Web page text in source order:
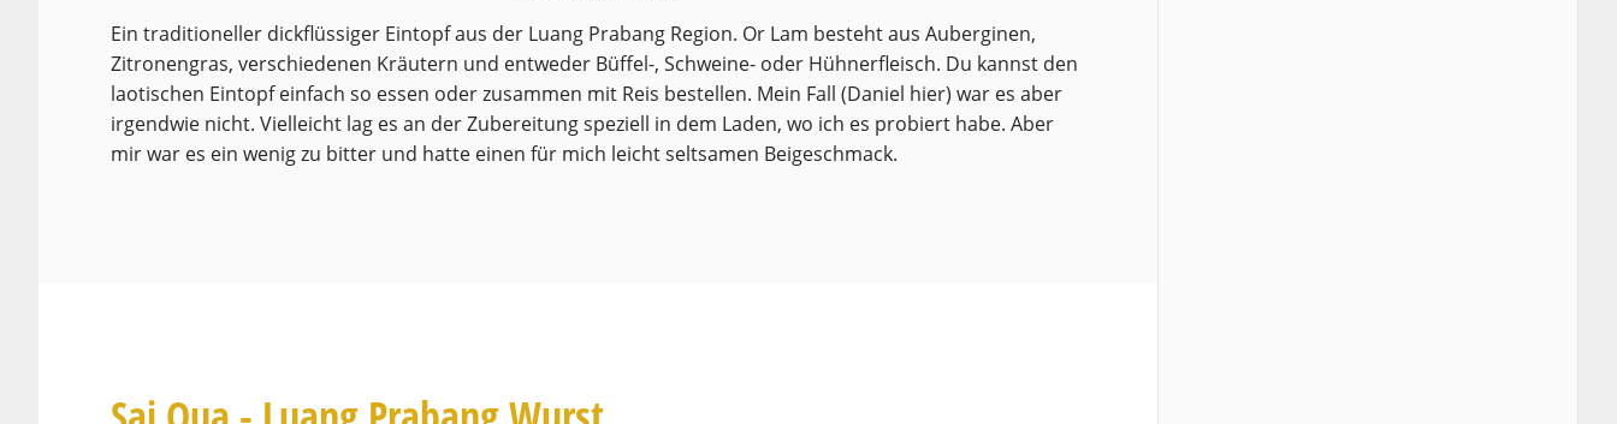
Ein traditioneller dickflüssiger Eintopf aus der Luang Prabang Region. Or Lam besteht aus Auberginen,
Zitronengras, verschiedenen Kräutern und entweder Büffel-, Schweine- oder Hühnerfleisch. Du kannst den
laotischen Eintopf einfach so essen oder zusammen mit Reis bestellen. Mein Fall (Daniel hier) war es aber
irgendwie nicht. Vielleicht lag es an der Zubereitung speziell in dem Laden, wo ich es probiert habe. Aber
mir war es ein wenig zu bitter und hatte einen für mich leicht seltsamen Beigeschmack.